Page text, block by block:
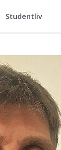
Studentliv